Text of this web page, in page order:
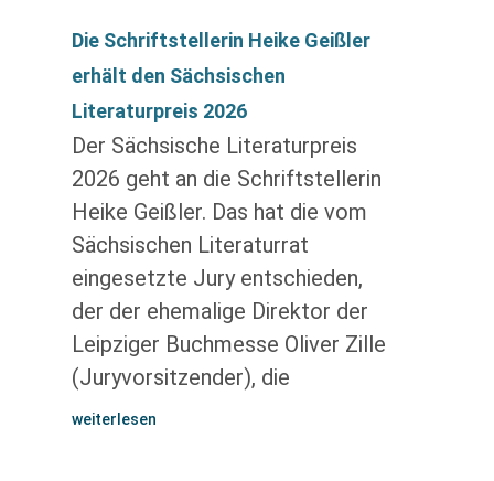
Die Schriftstellerin Heike Geißler
erhält den Sächsischen
Literaturpreis 2026
Der Sächsische Literaturpreis
2026 geht an die Schriftstellerin
Heike Geißler. Das hat die vom
Sächsischen Literaturrat
eingesetzte Jury entschieden,
der der ehemalige Direktor der
Leipziger Buchmesse Oliver Zille
(Juryvorsitzender), die
weiterlesen